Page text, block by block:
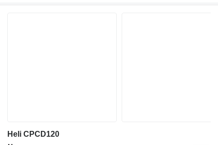
Heli CPCD120